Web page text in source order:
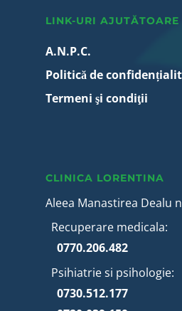
LINK-URI AJUTĂTOARE
A.N.P.C.
Politică de
Termeni şi condiţii
CLINICA LORENTINA
Aleea Manastirea Dealu
Recuperare medicala:
0770.206.482
Psihiatrie si psihologie:
0730.512.177